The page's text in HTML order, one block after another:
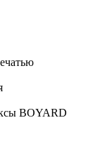
BOYARD